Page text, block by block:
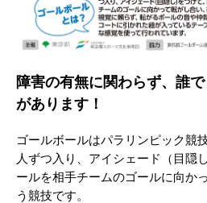
障害の有無に関わらず、誰
があります！
ゴールボールはパラリンピック競
人ずつ入り、アイシェード（目隠
ールを相手チームのゴールに向か
う競技です。